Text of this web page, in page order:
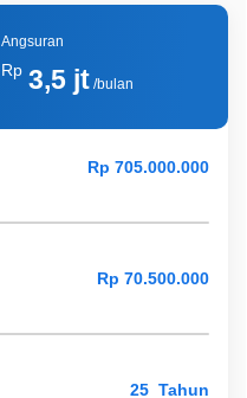
Tahun
Angsuran
Rp 3,5 jt/bulan